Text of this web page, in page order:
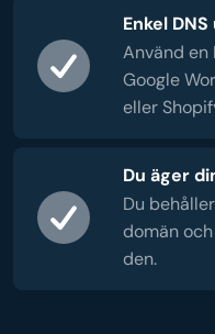
Enkel
Använd en
Google
eller
Du äger
Du
domän
den.